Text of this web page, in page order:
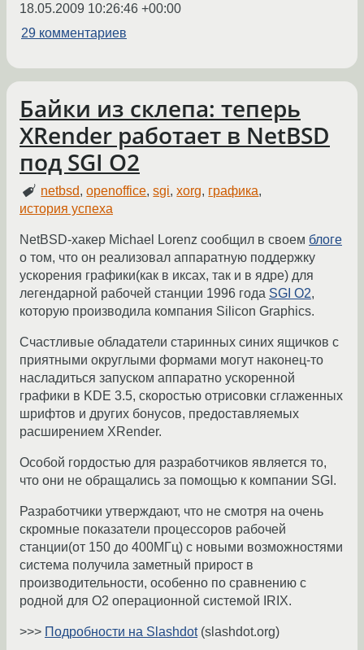
18.05.2009 10:26:46 +00:00
29 комментариев
Байки из склепа: теперь
XRender работает в NetBSD
под SGI O2
netbsd,openoffice,sgi,xorg, графика,
история успеха
NetBSD-хакер Michael Lorenz сообщил в своем блоге
о том, что он реализовал аппаратную поддержку
ускорения графики(как в иксах, так и в ядре) для
легендарной рабочей станции 1996 года SGI O2,
которую производила компания Silicon Graphics.
Счастливые обладатели старинных синих ящичков с
приятными округлыми формами могут наконец-то
насладиться запуском аппаратно ускоренной
графики в KDE 3.5, скоростью отрисовки сглаженных
шрифтов и других бонусов, предоставляемых
расширением XRender.
Особой гордостью для разработчиков является то,
что они не обращались за помощью к компании SGI.
Разработчики утверждают, что не смотря на очень
скромные показатели процессоров рабочей
станции(от 150 до 400МГц) с новыми возможностями
система получила заметный прирост в
производительности, особенно по сравнению с
родной для O2 операционной системой IRIX.
>>> Подробности на Slashdot(slashdot.org)